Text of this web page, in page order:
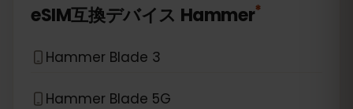
eSIM互換デバイス Hammer*
Hammer Blade 3
Hammer Blade 5G